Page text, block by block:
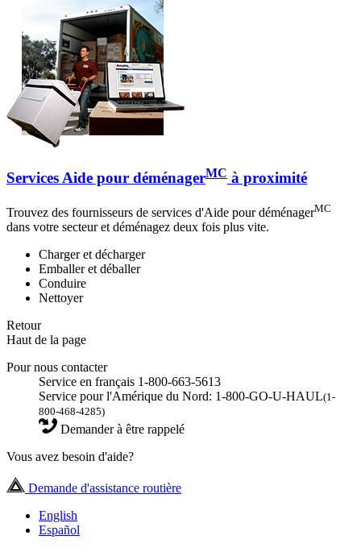
Services Aide pour déménagerMC à proximité
Trouvez des fournisseurs de services d'Aide pour déménagerMC
dans votre secteur et déménagez deux fois plus vite.
Charger et décharger
Emballer et déballer
Conduire
Nettoyer
Retour
Haut de la page
Pour nous contacter
Service en français 1-800-663-5613
Service pour l'Amérique du Nord: 1-800-GO-U-HAUL(1-
800-468-4285)
Demander à être rappelé
Vous avez besoin d'aide?
Demande d'assistance routière
English
Español